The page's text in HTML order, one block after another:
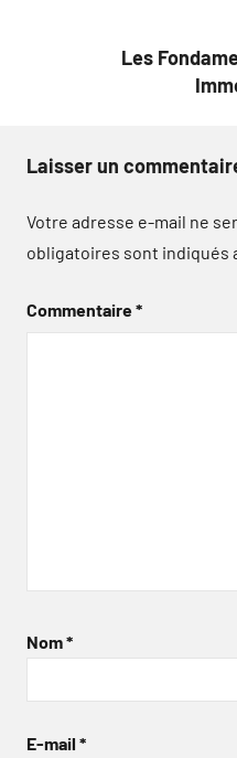
Les
Laisser un
Votre adresse e-mail ne
obligatoires sont indiqués
Commentaire*
Nom*
E-mail *